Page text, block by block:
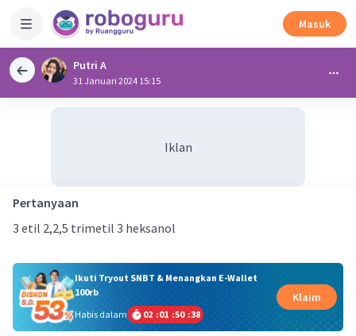
Masuk
Putri A
31 Januari 2024 15:15
Iklan
Pertanyaan
3 etil 2,2,5 trimetil 3 heksanol
Ikuti Tryout SNBT & Menangkan E-Wallet
100rb
Habis dalam
02 :01 :50 :37
Klaim